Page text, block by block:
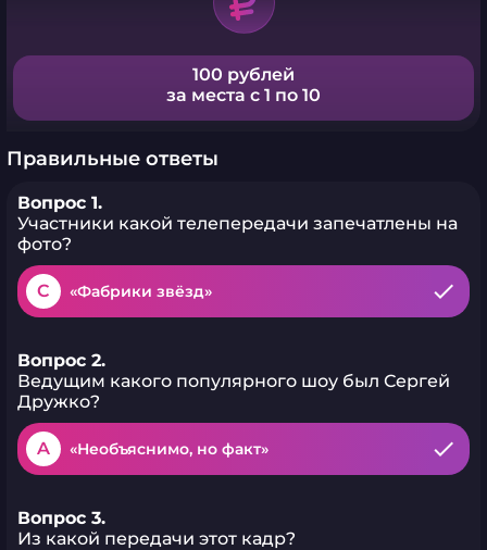
100 рублей
за места с 1 по 10
Правильные ответы
Вопрос 1.
Участники какой телепередачи запечатлены на
фото?
C «Фабрики звёзд»
Вопрос 2.
Ведущим какого популярного шоу был Сергей
Дружко?
A «Необъяснимо, но факт»
Вопрос 3.
Из какой передачи этот кадр?